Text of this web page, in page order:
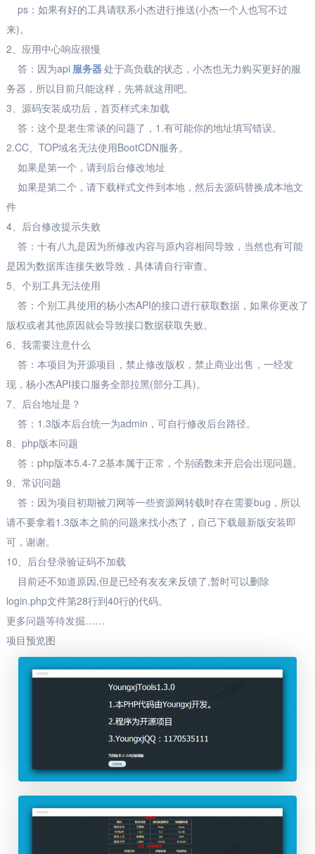
ps：如果有好的工具请联系小杰进行推送(小杰一个人也写不过
来)。
2、应用中心响应很慢
答：因为api 服务器处于高负载的状态，小杰也无力购买更好的服
务器，所以目前只能这样，先将就这用吧。
3、源码安装成功后，首页样式未加载
答：这个是老生常谈的问题了，1.有可能你的地址填写错误。
2.CC、TOP域名无法使用BootCDN服务。
如果是第一个，请到后台修改地址
如果是第二个，请下载样式文件到本地，然后去源码替换成本地文
件
4、后台修改提示失败
答：十有八九是因为所修改内容与原内容相同导致，当然也有可能
是因为数据库连接失败导致，具体请自行审查。
5、个别工具无法使用
答：个别工具使用的杨小杰API的接口进行获取数据，如果你更改了
版权或者其他原因就会导致接口数据获取失败。
6、我需要注意什么
答：本项目为开源项目，禁止修改版权，禁止商业出售，一经发
现，杨小杰API接口服务全部拉黑(部分工具)。
7、后台地址是？
答：1.3版本后台统一为admin，可自行修改后台路径。
8、php版本问题
答：php版本5.4-7.2基本属于正常，个别函数未开启会出现问题。
9、常识问题
答：因为项目初期被刀网等一些资源网转载时存在需要bug，所以
请不要拿着1.3版本之前的问题来找小杰了，自己下载最新版安装即
可，谢谢。
10、后台登录验证码不加载
目前还不知道原因,但是已经有友友来反馈了,暂时可以删除
login.php文件第28行到40行的代码。
更多问题等待发掘……
项目预览图